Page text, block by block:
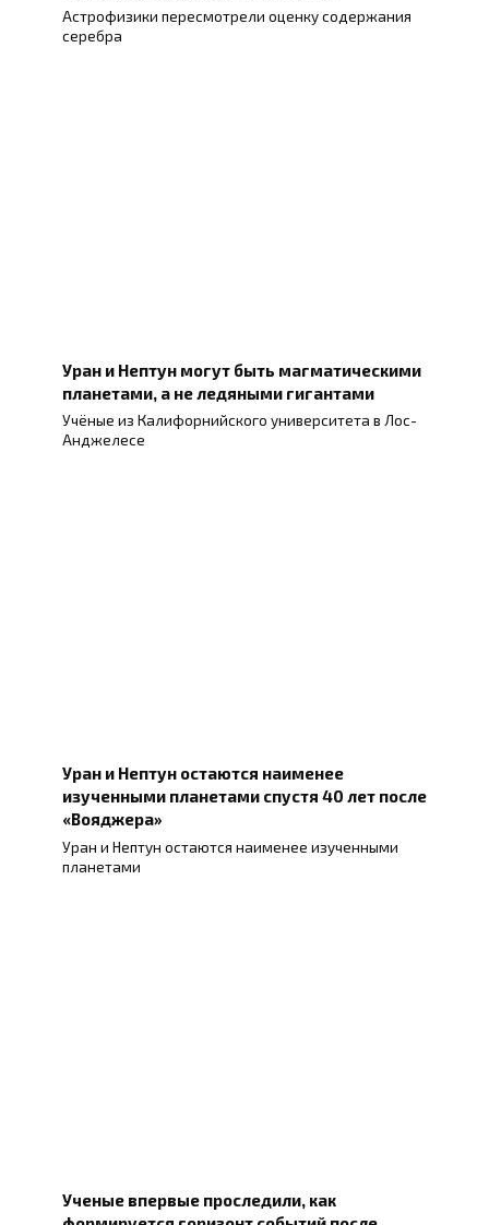
Астрофизики пересмотрели оценку содержания
серебра
Уран и Нептун могут быть магматическими
планетами, а не ледяными гигантами
Учёные из Калифорнийского университета в Лос-
Анджелесе
Уран и Нептун остаются наименее
изученными планетами спустя 40 лет после
«Вояджера»
Уран и Нептун остаются наименее изученными
планетами
Ученые впервые проследили, как